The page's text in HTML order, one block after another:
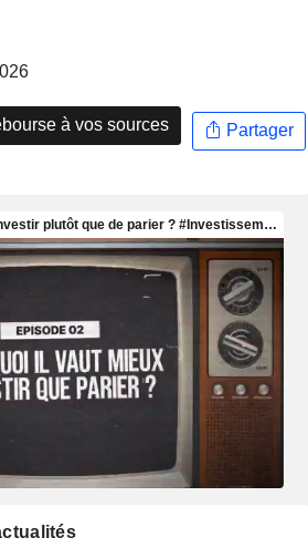
à vos sources Partager